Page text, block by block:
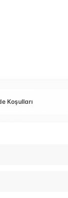
Koşulları